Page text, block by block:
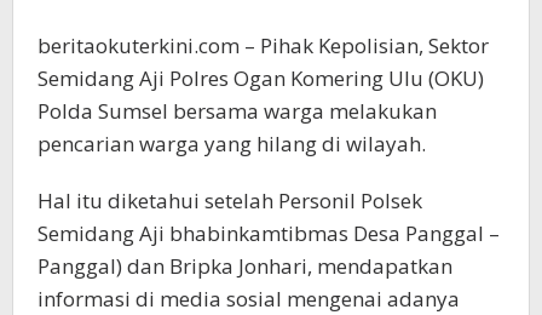
beritaokuterkini.com – Pihak Kepolisian, Sektor
Semidang Aji Polres Ogan Komering Ulu (OKU)
Polda Sumsel bersama warga melakukan
pencarian warga yang hilang di wilayah.
Hal itu diketahui setelah Personil Polsek
Semidang Aji bhabinkamtibmas Desa Panggal –
Panggal) dan Bripka Jonhari, mendapatkan
informasi di media sosial mengenai adanya